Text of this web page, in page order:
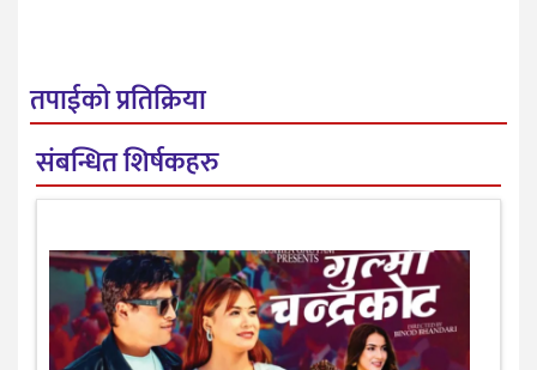
तपाईको प्रतिक्रिया
संबन्धित शिर्षकहरु